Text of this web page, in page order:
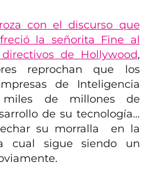
con el discurso que
la señorita Fine al
de Hollywood,
reprochan que los
de Inteligencia
miles de millones de
de su tecnología…
su morralla en la
cual sigue siendo un